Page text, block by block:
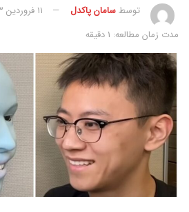
توسطسامان پاکدل
۱۱ فروردین ۱۴۰۳
مدت زمان مطالعه: 1 دقیقه